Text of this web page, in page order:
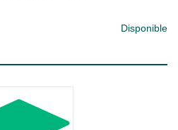
Disponible